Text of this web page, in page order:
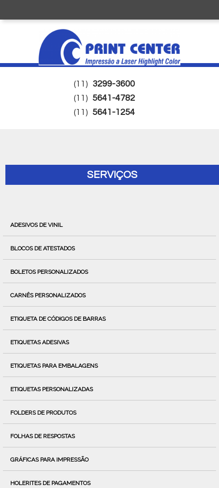
(11) 3299-3600
(11) 5641-4782
(11) 5641-1254
SERVIÇOS
ADESIVOS DE VINIL
BLOCOS DE ATESTADOS
BOLETOS PERSONALIZADOS
CARNÊS PERSONALIZADOS
ETIQUETA DE CÓDIGOS DE BARRAS
ETIQUETAS ADESIVAS
ETIQUETAS PARA EMBALAGENS
ETIQUETAS PERSONALIZADAS
FOLDERS DE PRODUTOS
FOLHAS DE RESPOSTAS
GRÁFICAS PARA IMPRESSÃO
HOLERITES DE PAGAMENTOS